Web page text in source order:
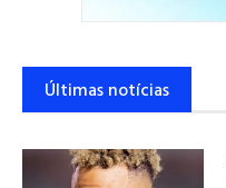
Últimas notícias